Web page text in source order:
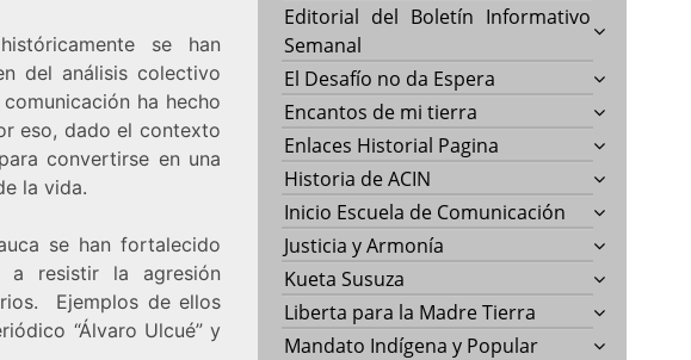
se han
del análisis colectivo
ha hecho
eso, dado el contexto
convertirse en una
la vida.
se han fortalecido
a resistir la agresión
Ejemplos de ellos
“Álvaro Ulcué” y
Editorial del Boletín Informativo
Semanal
El Desafío no da Espera
Encantos de mi tierra
Enlaces Historial Pagina
Historia de ACIN
Inicio Escuela de Comunicación
Justicia y Armonía
Kueta Susuza
Liberta para la Madre Tierra
Mandato Indígena y Popular